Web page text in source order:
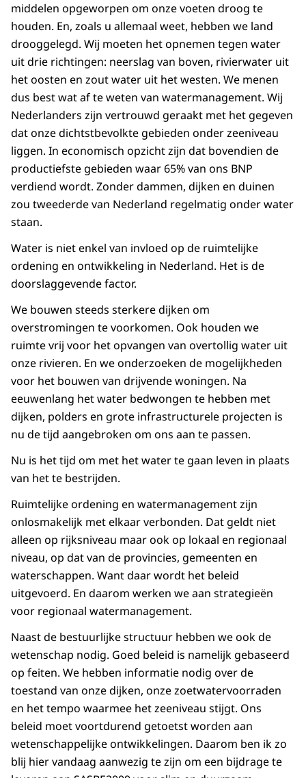
middelen opgeworpen om onze voeten droog te
houden. En, zoals u allemaal weet, hebben we land
drooggelegd. Wij moeten het opnemen tegen water
uit drie richtingen: neerslag van boven, rivierwater uit
het oosten en zout water uit het westen. We menen
dus best wat af te weten van watermanagement. Wij
Nederlanders zijn vertrouwd geraakt met het gegeven
dat onze dichtstbevolkte gebieden onder zeeniveau
liggen. In economisch opzicht zijn dat bovendien de
productiefste gebieden waar 65% van ons BNP
verdiend wordt. Zonder dammen, dijken en duinen
zou tweederde van Nederland regelmatig onder water
staan.
Water is niet enkel van invloed op de ruimtelijke
ordening en ontwikkeling in Nederland. Het is de
doorslaggevende factor.
We bouwen steeds sterkere dijken om
overstromingen te voorkomen. Ook houden we
ruimte vrij voor het opvangen van overtollig water uit
onze rivieren. En we onderzoeken de mogelijkheden
voor het bouwen van drijvende woningen. Na
eeuwenlang het water bedwongen te hebben met
dijken, polders en grote infrastructurele projecten is
nu de tijd aangebroken om ons aan te passen.
Nu is het tijd om met het water te gaan leven in plaats
van het te bestrijden.
Ruimtelijke ordening en watermanagement zijn
onlosmakelijk met elkaar verbonden. Dat geldt niet
alleen op rijksniveau maar ook op lokaal en regionaal
niveau, op dat van de provincies, gemeenten en
waterschappen. Want daar wordt het beleid
uitgevoerd. En daarom werken we aan strategieën
voor regionaal watermanagement.
Naast de bestuurlijke structuur hebben we ook de
wetenschap nodig. Goed beleid is namelijk gebaseerd
op feiten. We hebben informatie nodig over de
toestand van onze dijken, onze zoetwatervoorraden
en het tempo waarmee het zeeniveau stijgt. Ons
beleid moet voortdurend getoetst worden aan
wetenschappelijke ontwikkelingen. Daarom ben ik zo
blij hier vandaag aanwezig te zijn om een bijdrage te